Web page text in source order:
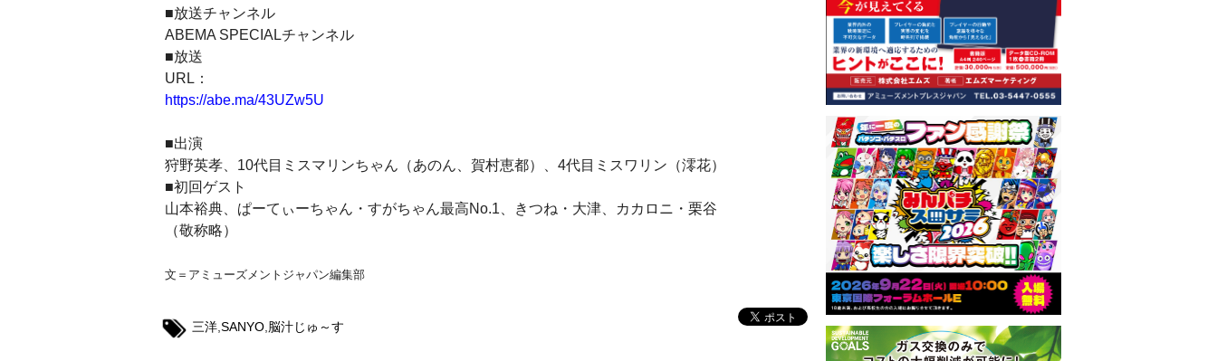
■放送チャンネル
ABEMA SPECIALチャンネル
■放送
URL：
https://abe.ma/43UZw5U
■出演
狩野英孝、10代目ミスマリンちゃん（あのん、賀村恵都）、4代目ミスワリン（澪花）
■初回ゲスト
山本裕典、ぱーてぃーちゃん・すがちゃん最高No.1、きつね・大津、カカロニ・栗谷
（敬称略）
文＝アミューズメントジャパン編集部
三洋,SANYO,脳汁じゅ～す